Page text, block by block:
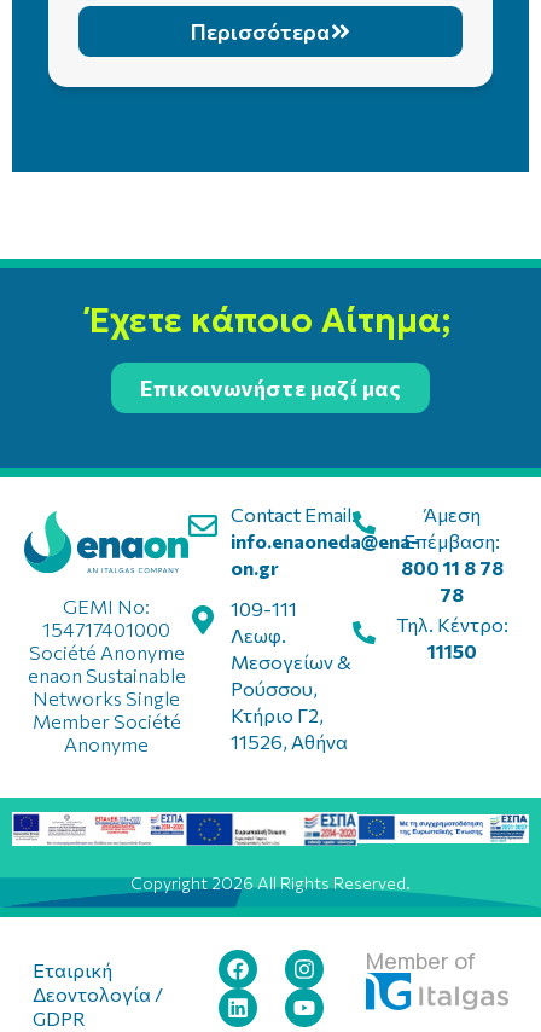
Περισσότερα
Έχετε κάποιο Αίτημα;
Επικοινωνήστε μαζί μας
Contact Email:
info.enaoneda@ena-
on.gr
109-111
Λεωφ.
Μεσογείων &
Ρούσσου,
Κτήριο Γ2,
11526, Αθήνα
GEMI No:
154717401000
Société Anonyme
enaon Sustainable
Networks Single
Member Société
Anonyme
Άμεση
Επέμβαση:
800 11 8 78
78
Τηλ. Κέντρο:
11150
Copyright 2026 All Rights Reserved.
Εταιρική
Δεοντολογία /
GDPR
Member of